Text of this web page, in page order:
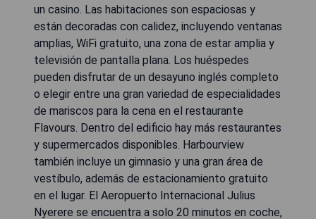
un casino. Las habitaciones son espaciosas y
están decoradas con calidez, incluyendo ventanas
amplias, WiFi gratuito, una zona de estar amplia y
televisión de pantalla plana. Los huéspedes
pueden disfrutar de un desayuno inglés completo
o elegir entre una gran variedad de especialidades
de mariscos para la cena en el restaurante
Flavours. Dentro del edificio hay más restaurantes
y supermercados disponibles. Harbourview
también incluye un gimnasio y una gran área de
vestíbulo, además de estacionamiento gratuito
en el lugar. El Aeropuerto Internacional Julius
Nyerere se encuentra a solo 20 minutos en coche,